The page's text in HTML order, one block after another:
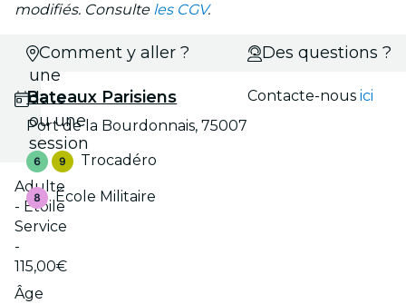
modifiés. Consulte les CGV.
Choisis
une
date
ou une
session
Adulte
- Étoile
Service
-
115,00€
Âge
Comment y aller ?
Bateaux Parisiens
Port de la Bourdonnais, 75007
Trocadéro
École Militaire
Des questions ?
Contacte-nousici